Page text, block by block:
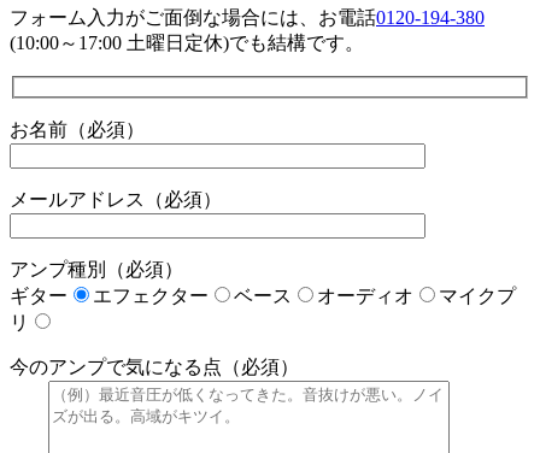
フォーム入力がご面倒な場合には、お電話0120-194-380
(10:00～17:00 土曜日定休)でも結構です。
お名前（必須）
メールアドレス（必須）
アンプ種別（必須）
ギター
エフェクター ベース オーディオ
マイクプ
リ
今のアンプで気になる点（必須）